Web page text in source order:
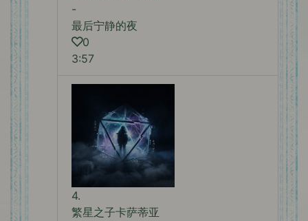
-
最后宁静的夜
0
3:57
4.
繁星之子卡萨蒂亚